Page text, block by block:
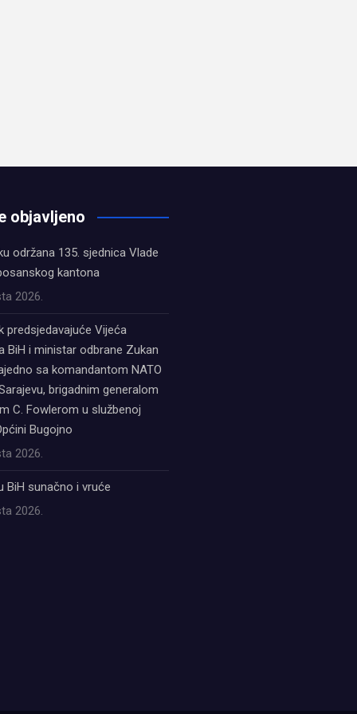
objavljeno
održana 135. sjednica Vlade
kantona
2026.
predsjedavajuće Vijeća
BiH i ministar odbrane Zukan
sa komandantom NATO
brigadnim generalom
C. Fowlerom u službenoj
Bugojno
2026.
BiH sunačno i vruće
2026.